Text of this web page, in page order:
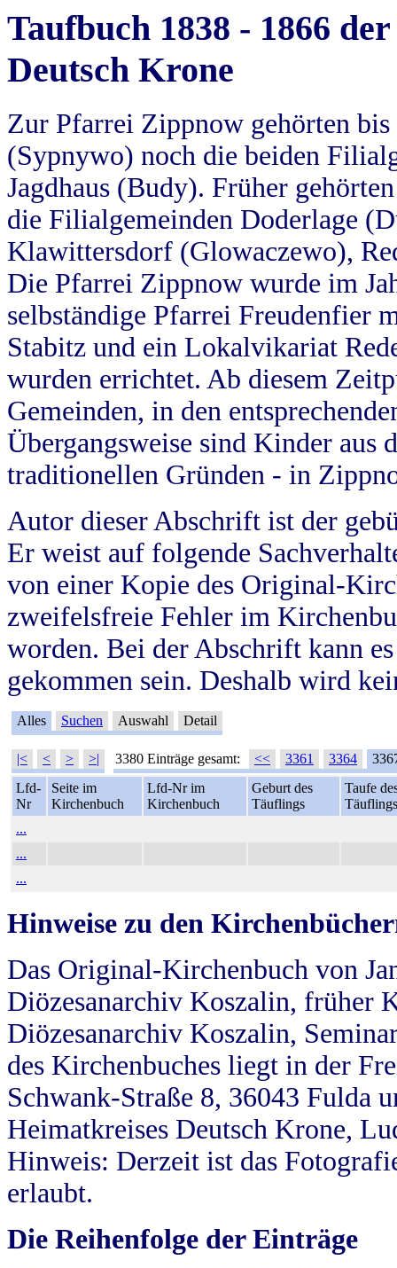
Taufbuch 1838 - 1866
Deutsch Krone
Zur Pfarrei Zippnow gehörten
(Sypnywo) noch die beiden
Jagdhaus (Budy). Früher
die Filialgemeinden Doderlage
Klawittersdorf (Glowaczewo),
Die Pfarrei Zippnow wurde im
selbständige Pfarrei Freudenfier
Stabitz und ein Lokalvikariat
wurden errichtet. Ab diesem
Gemeinden, in den
Übergangsweise sind Kinder aus
traditionellen Gründen - in
Autor dieser Abschrift ist der
Er weist auf folgende
von einer Kopie des Original-
zweifelsfreie Fehler im
worden. Bei der Abschrift kann
gekommen sein. Deshalb wird
Alles Suchen Auswahl Detail
|< < > >| 3380 Einträge gesamt: << 3361 3364
Lfd-
Nr
Seite im
Kirchenbuch
Lfd-Nr im
Kirchenbuch
Geburt des
Täuflings
Taufe
Täuflings
...
...
...
Hinweise zu den
Das Original-Kirchenbuch von
Diözesanarchiv Koszalin, früher
Diözesanarchiv Koszalin,
des Kirchenbuches liegt in der
Schwank-Straße 8, 36043 Fulda
Heimatkreises Deutsch Krone,
Hinweis: Derzeit ist das
erlaubt.
Die Reihenfolge der Einträge